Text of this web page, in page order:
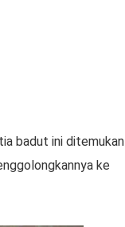
badut ini ditemukan
ke